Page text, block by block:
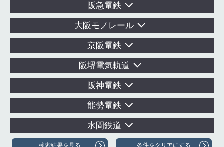
阪急電鉄
大阪モノレール
京阪電鉄
阪堺電気軌道
阪神電鉄
能勢電鉄
水間鉄道